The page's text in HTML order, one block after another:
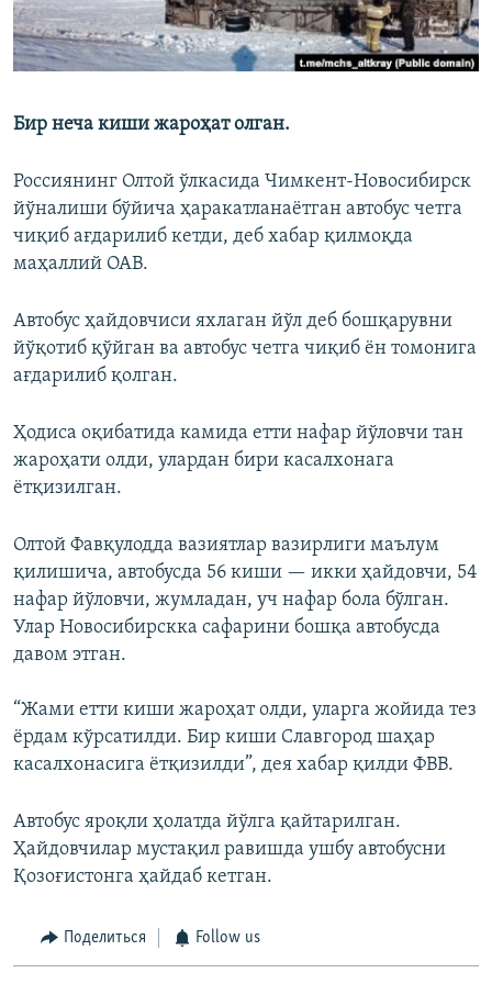
Бир неча киши жароҳат олган.
Россиянинг Олтой ўлкасида Чимкент-Новосибирск
йўналиши бўйича ҳаракатланаётган автобус четга
чиқиб ағдарилиб кетди, деб хабар қилмоқда
маҳаллий ОАВ.
Автобус ҳайдовчиси яхлаган йўл деб бошқарувни
йўқотиб қўйган ва автобус четга чиқиб ён томонига
ағдарилиб қолган.
Ҳодиса оқибатида камида етти нафар йўловчи тан
жароҳати олди, улардан бири касалхонага
ётқизилган.
Олтой Фавқулодда вазиятлар вазирлиги маълум
қилишича, автобусда 56 киши — икки ҳайдовчи, 54
нафар йўловчи, жумладан, уч нафар бола бўлган.
Улар Новосибирскка сафарини бошқа автобусда
давом этган.
“Жами етти киши жароҳат олди, уларга жойида тез
ёрдам кўрсатилди. Бир киши Славгород шаҳар
касалхонасига ётқизилди”, дея хабар қилди ФВВ.
Автобус яроқли ҳолатда йўлга қайтарилган.
Ҳайдовчилар мустақил равишда ушбу автобусни
Қозоғистонга ҳайдаб кетган.
Поделиться Follow us